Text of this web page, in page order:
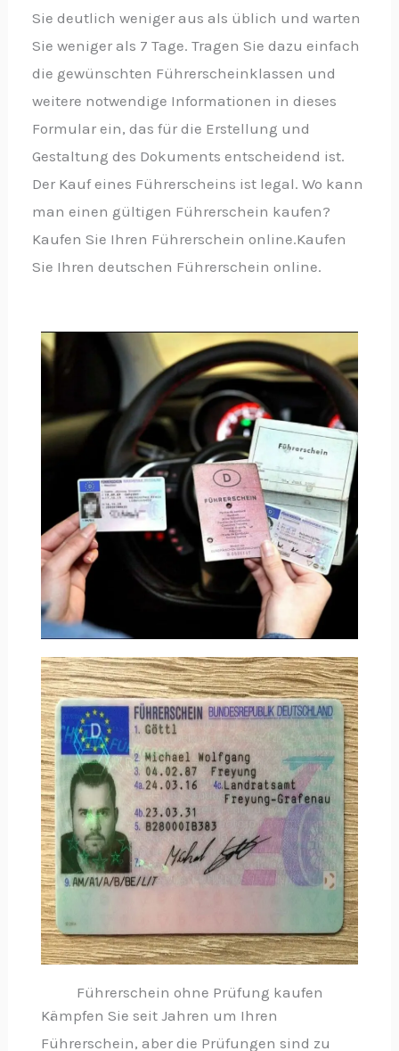
Sie deutlich weniger aus als üblich und warten
Sie weniger als 7 Tage. Tragen Sie dazu einfach
die gewünschten Führerscheinklassen und
weitere notwendige Informationen in dieses
Formular ein, das für die Erstellung und
Gestaltung des Dokuments entscheidend ist.
Der Kauf eines Führerscheins ist legal. Wo kann
man einen gültigen Führerschein kaufen?
Kaufen Sie Ihren Führerschein online.Kaufen
Sie Ihren deutschen Führerschein online.
Führerschein ohne Prüfung kaufen
Kämpfen Sie seit Jahren um Ihren
Führerschein, aber die Prüfungen sind zu